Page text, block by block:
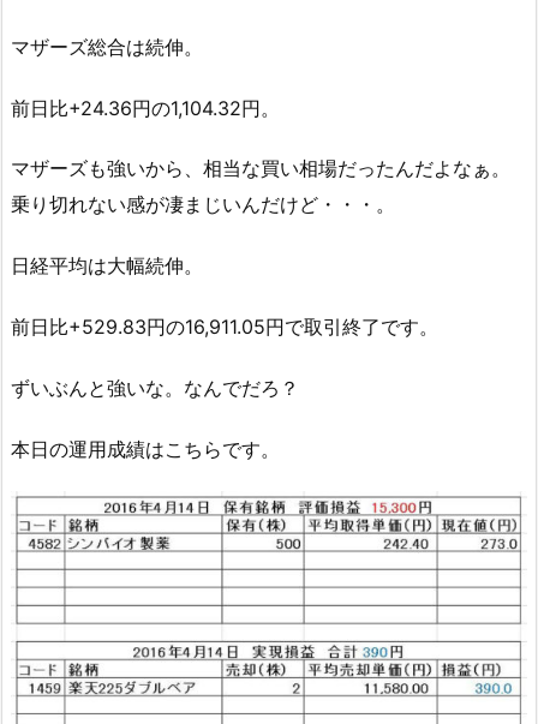
マザーズ総合は続伸。
前日比+24.36円の1,104.32円。
マザーズも強いから、相当な買い相場だったんだよなぁ。
乗り切れない感が凄まじいんだけど・・・。
日経平均は大幅続伸。
前日比+529.83円の16,911.05円で取引終了です。
ずいぶんと強いな。なんでだろ？
本日の運用成績はこちらです。